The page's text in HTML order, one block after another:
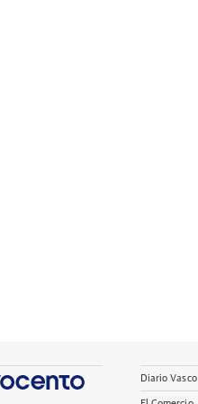
Diario Vasco